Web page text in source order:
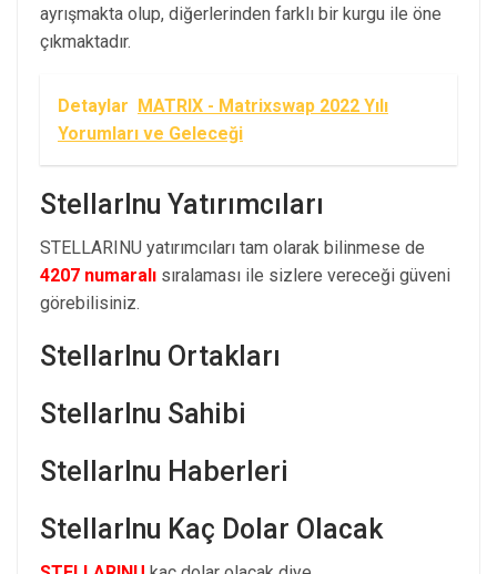
ayrışmakta olup, diğerlerinden farklı bir kurgu ile öne
çıkmaktadır.
Detaylar MATRIX - Matrixswap 2022 Yılı
Yorumları ve Geleceği
StellarInu Yatırımcıları
STELLARINU yatırımcıları tam olarak bilinmese de
4207 numaralı sıralaması ile sizlere vereceği güveni
görebilisiniz.
StellarInu Ortakları
StellarInu Sahibi
StellarInu Haberleri
StellarInu Kaç Dolar Olacak